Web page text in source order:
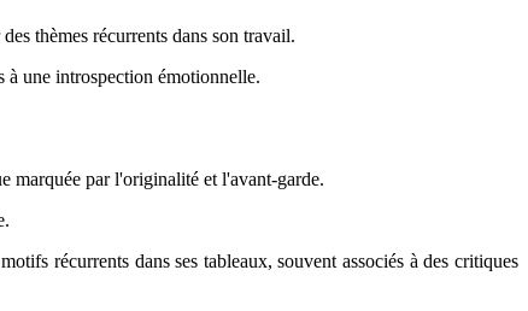
thèmes récurrents dans son travail.
à une introspection émotionnelle.
marquée par l'originalité et l'avant-garde.
récurrents dans ses tableaux, souvent associés à des critiques